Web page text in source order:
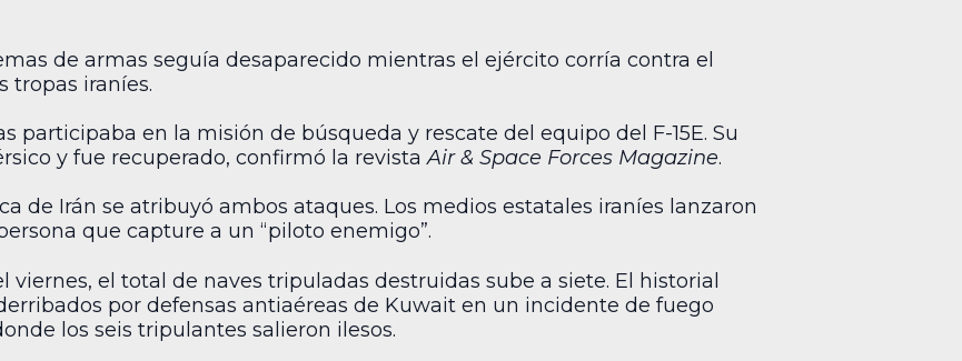
de armas seguía desaparecido mientras el ejército corría contra el
tropas iraníes.
participaba en la misión de búsqueda y rescate del equipo del F-15E. Su
y fue recuperado, confirmó la revistaAir & Space Forces Magazine.
de Irán se atribuyó ambos ataques. Los medios estatales iraníes lanzaron
que capture a un “piloto enemigo”.
viernes, el total de naves tripuladas destruidas sube a siete. El historial
por defensas antiaéreas de Kuwait en un incidente de fuego
los seis tripulantes salieron ilesos.